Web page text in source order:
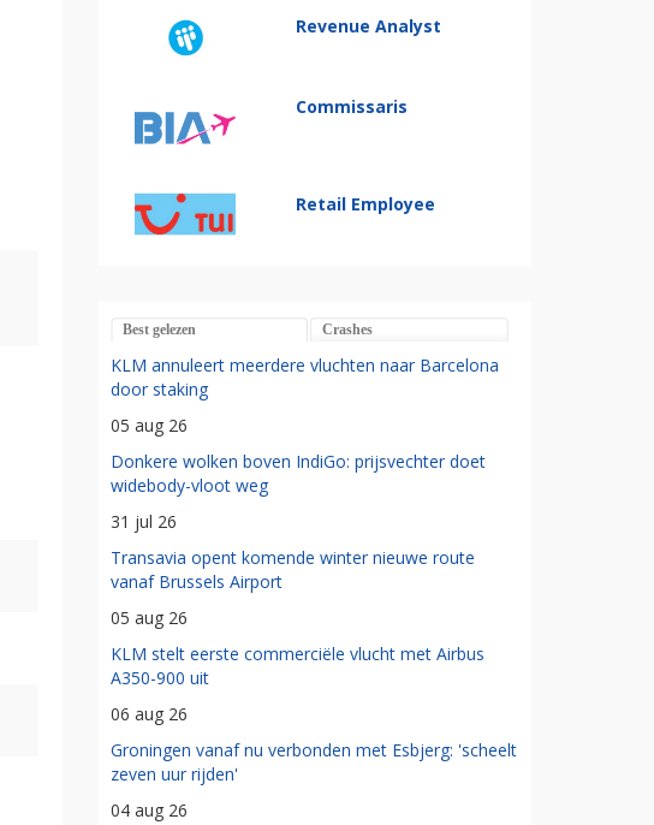
Revenue Analyst
Commissaris
Retail Employee
Best gelezen Crashes
KLM annuleert meerdere vluchten naar Barcelona
door staking
05 aug 26
Donkere wolken boven IndiGo: prijsvechter doet
widebody-vloot weg
31 jul 26
Transavia opent komende winter nieuwe route
vanaf Brussels Airport
05 aug 26
KLM stelt eerste commerciële vlucht met Airbus
A350-900 uit
06 aug 26
Groningen vanaf nu verbonden met Esbjerg: 'scheelt
zeven uur rijden'
04 aug 26